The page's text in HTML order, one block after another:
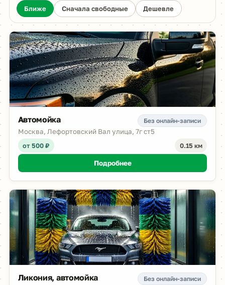
Ближе
Сначала свободные Дешевле
Автомойка Без онлайн-записи
Москва, Лефортовский Вал улица, 7г ст5
от 500 ₽
0.15 км
Подробнее
Ликония, автомойка Без онлайн-записи